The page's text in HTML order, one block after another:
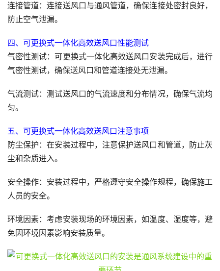
连接管道：连接送风口与通风管道，确保连接处密封良好，
防止空气泄漏。
四、可更换式一体化高效送风口性能测试
气密性测试：可更换式一体化高效送风口安装完成后，进行
气密性测试，确保送风口和管道连接处无泄漏。
气流测试：测试送风口的气流速度和分布情况，确保气流均
匀。
五、可更换式一体化高效送风口注意事项
防尘保护：在安装过程中，注意保护送风口和管道，防止灰
尘和杂质进入。
安全操作：安装过程中，严格遵守安全操作规程，确保施工
人员的安全。
环境因素：考虑安装现场的环境因素，如温度、湿度等，避
免因环境因素影响安装质量。